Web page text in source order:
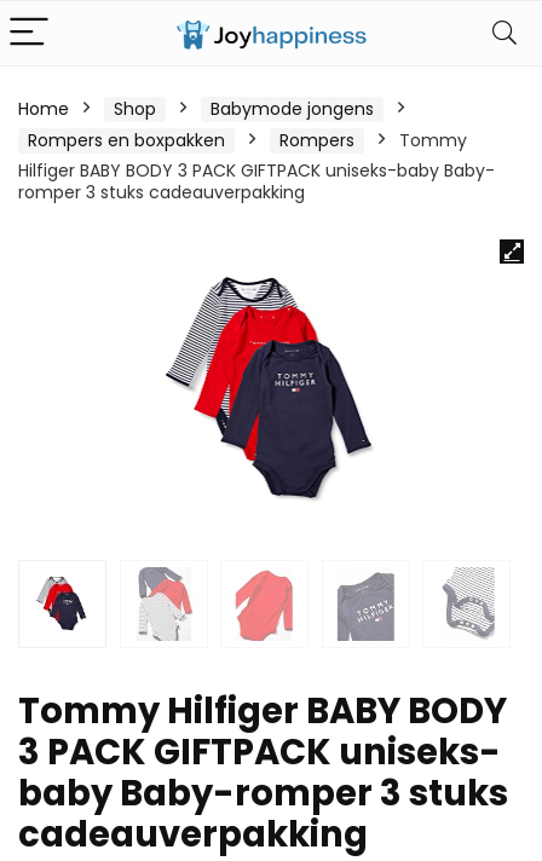
Home Shop
Babymode jongens
Rompers en boxpakken
Rompers
Tommy
Hilfiger BABY BODY 3 PACK GIFTPACK uniseks-baby Baby-
romper 3 stuks cadeauverpakking
Tommy Hilfiger BABY BODY
3 PACK GIFTPACK uniseks-
baby Baby-romper 3 stuks
cadeauverpakking